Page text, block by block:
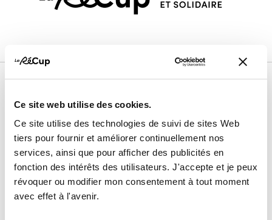
Ce site web utilise des cookies.
Ce site utilise des technologies de suivi de sites Web
tiers pour fournir et améliorer continuellement nos
services, ainsi que pour afficher des publicités en
fonction des intérêts des utilisateurs. J'accepte et je peux
révoquer ou modifier mon consentement à tout moment
avec effet à l'avenir.
Le projet
Nos membres vendeurs
Notre modèle coopératif
Notre garantie qualité
Devenir vendeur